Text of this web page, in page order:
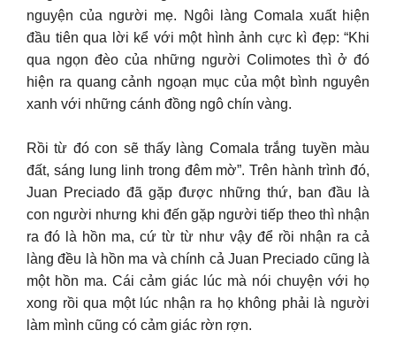
nguyện của người mẹ. Ngôi làng Comala xuất hiện
đầu tiên qua lời kể với một hình ảnh cực kì đẹp: “Khi
qua ngọn đèo của những người Colimotes thì ở đó
hiện ra quang cảnh ngoạn mục của một bình nguyên
xanh với những cánh đồng ngô chín vàng.
Rồi từ đó con sẽ thấy làng Comala trắng tuyền màu
đất, sáng lung linh trong đêm mờ”. Trên hành trình đó,
Juan Preciado đã gặp được những thứ, ban đầu là
con người nhưng khi đến gặp người tiếp theo thì nhận
ra đó là hồn ma, cứ từ từ như vậy để rồi nhận ra cả
làng đều là hồn ma và chính cả Juan Preciado cũng là
một hồn ma. Cái cảm giác lúc mà nói chuyện với họ
xong rồi qua một lúc nhận ra họ không phải là người
làm mình cũng có cảm giác rờn rợn.